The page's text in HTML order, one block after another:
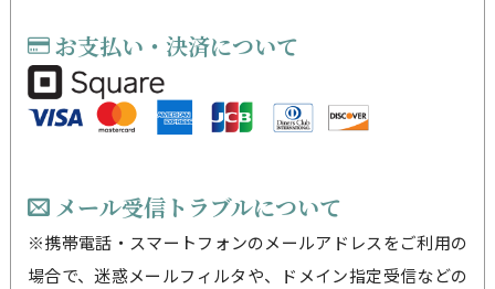
お支払い・決済について
メール受信トラブルについて
※携帯電話・スマートフォンのメールアドレスをご利用の
場合で、迷惑メールフィルタや、ドメイン指定受信などの